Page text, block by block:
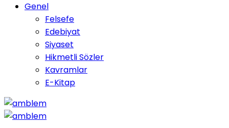
Genel
Felsefe
Edebiyat
Siyaset
Hikmetli Sözler
Kavramlar
E-Kitap